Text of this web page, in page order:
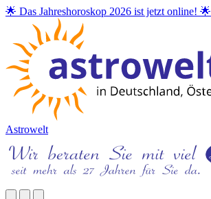
🌟 Das Jahreshoroskop 2026 ist jetzt online! 🌟
Astrowelt